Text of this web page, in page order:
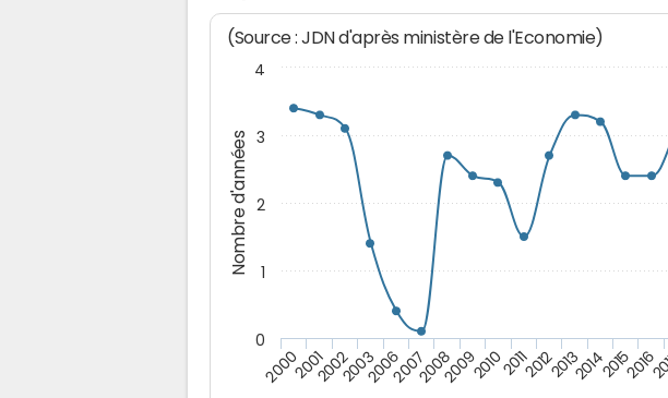
Nombre d'années
(Source : JDN d'après ministère de l'Economie)
200020012002200320062007200820092010201120122013201420152016
0
1
2
3
4